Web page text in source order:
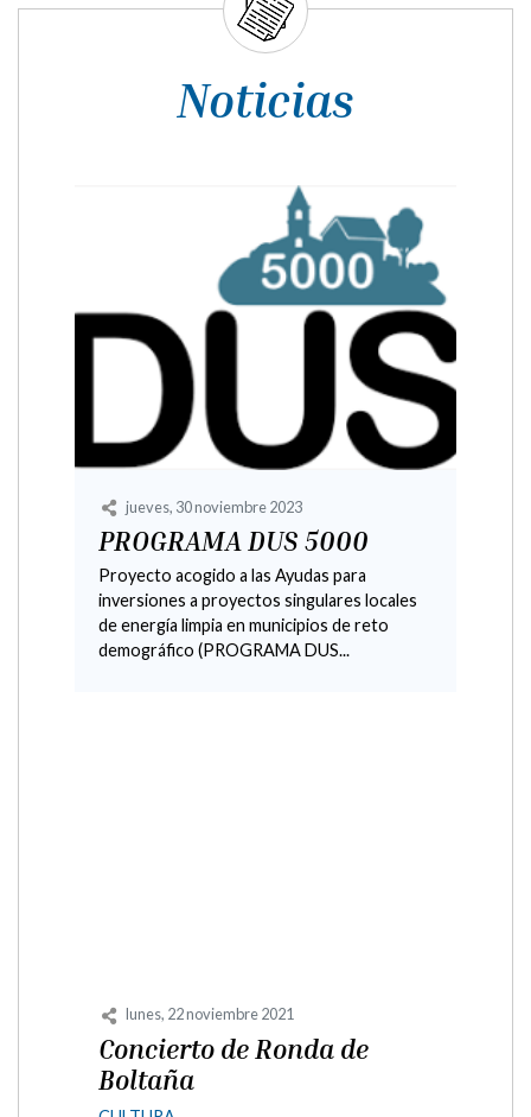
Noticias
martes, 12 octubre 2021
Laspaúles estrena nuevo
portal web y app móvil
municipal
FOMENTO Y DESARROLLO
Enmarcado dentro del proyecto de